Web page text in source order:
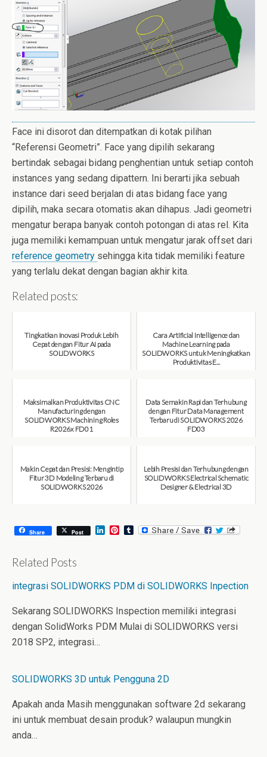
Face ini disorot dan ditempatkan di kotak pilihan
“Referensi Geometri”. Face yang dipilih sekarang
bertindak sebagai bidang penghentian untuk setiap contoh
instances yang sedang dipattern. Ini berarti jika sebuah
instance dari seed berjalan di atas bidang face yang
dipilih, maka secara otomatis akan dihapus. Jadi geometri
mengatur berapa banyak contoh potongan di atas rel. Kita
juga memiliki kemampuan untuk mengatur jarak offset dari
reference geometry sehingga kita tidak memiliki feature
yang terlalu dekat dengan bagian akhir kita.
Related posts:
Tingkatkan Inovasi Produk Lebih
Cepat dengan Fitur AI pada
SOLIDWORKS
Cara Artificial Intelligence dan
Machine Learning pada
SOLIDWORKS untuk Meningkatkan
Produktivitas E...
Maksimalkan Produktivitas CNC
Manufacturing dengan
SOLIDWORKS Machining Roles
R2026x FD01
Data Semakin Rapi dan Terhubung
dengan Fitur Data Management
Terbaru di SOLIDWORKS 2026
FD03
Makin Cepat dan Presisi: Mengintip
Fitur 3D Modeling Terbaru di
SOLIDWORKS 2026
Lebih Presisi dan Terhubung dengan
SOLIDWORKS Electrical Schematic
Designer & Electrical 3D
Share Post
L
I
P
e
T
Related Posts
integrasi SOLIDWORKS PDM di SOLIDWORKS Inpection
Sekarang SOLIDWORKS Inspection memiliki integrasi
dengan SolidWorks PDM Mulai di SOLIDWORKS versi
2018 SP2, integrasi…
SOLIDWORKS 3D untuk Pengguna 2D
Apakah anda Masih menggunakan software 2d sekarang
ini untuk membuat desain produk? walaupun mungkin
anda…